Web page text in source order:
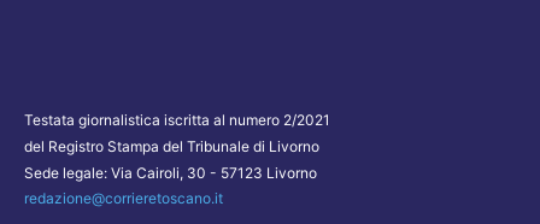
Testata giornalistica iscritta al numero 2/2021
del Registro Stampa del Tribunale di Livorno
Sede legale: Via Cairoli, 30 - 57123 Livorno
redazione@corrieretoscano.it